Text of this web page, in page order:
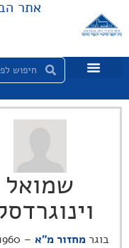
אתר
שמואל
בוגר מחזור מ"א
1960